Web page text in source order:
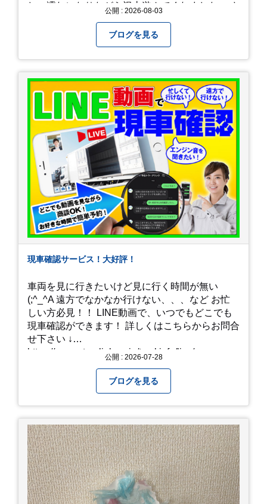
しょ濡れになりながら沢山遊んでくれました。 さ
みようと思います。
公開 : 2026-08-03
ブログを見る
現車確認サービス！大好評！
車両を見に行きたいけど見に行く時間が無い
(;^_^A 遠方でなかなか行けない、、、など お忙
しい方必見！！ LINE動画で、いつでもどこでも
現車確認ができます！ 詳しくはこちらからお問合
せ下さい ↓
https://www.steerlink.co.jp/truckinfo/live/
公開 : 2026-07-28
ブログを見る